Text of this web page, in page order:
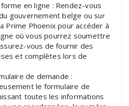
en ligne : Rendez-vous
gouvernement belge ou sur
Prime Phoenix pour accéder à
où vous pourrez soumettre
vous de fournir des
et complètes lors de
de demande :
le formulaire de
toutes les informations